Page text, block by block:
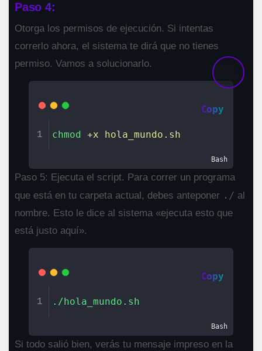
Paso 4:
Otorga los permisos de ejecución. Si intentas
correrlo ahora, el sistema te dirá que no tienes
permiso. Vamos a solucionarlo.
Copy
1 chmod +x hola_mundo.sh
Bash
Paso 5: Ejecuta el script. Para correr un programa
que está en tu carpeta actual, debes anteponer ./ al
nombre. Esto le dice al sistema «ejecuta esto que
está justo aquí».
Copy
1 ./hola_mundo.sh
Bash
Si todo salió bien, verás tu mensaje impreso en la